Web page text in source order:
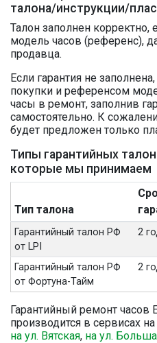
талона/инструкции/
Талон заполнен корректно,
модель часов (референс),
продавца.
Если гарантия не
покупки и референсом
часы в ремонт, заполнив
самостоятельно. К
будет предложен только
Типы гарантийных
которые мы принимаем
Тип талона
Гарантийный талон РФ
от LPI
2
Гарантийный талон РФ
от Фортуна-Тайм
2
Гарантийный ремонт часов
производится в сервисах на
на ул. Вятская, на ул.